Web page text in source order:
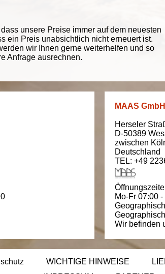
unsere Preise immer auf dem neuesten
ein Preis unabsichtlich nicht erneuert ist.
wir Ihnen gerne weiterhelfen und so
Anfrage ausrechnen.
MAAS
Herseler
D-50389
zwischen
Deutschland
TEL: +49
Mo-Fr 07:00 -
Wir befinden
WICHTIGE HINWEISE